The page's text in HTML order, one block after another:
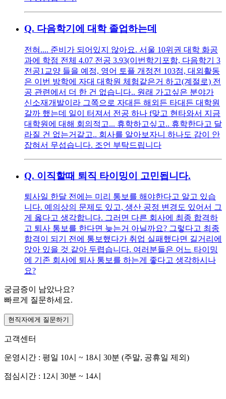
Q. 다음학기에 대학 졸업하는데
전혀.... 준비가 되어있지 않아요. 서울 10위권 대학 화공
과에 학점 전체 4.07 전공 3.93(이번학기포함, 다음학기 3
전공1교양 들을 예정, 영어 토플 개정전 103점, 대외활동
은 이번 방학에 자대 대학원 체험같은거 하고(계절로) 전
공 관련에서 더 한 건 없습니다.. 원래 가고싶은 분야가
신소재개발이라 그쪽으로 자대든 해외든 타대든 대학원
갈까 했는데 일이 터져서 전공 하나 f맞고 현타와서 지금
대학원에 대해 회의적고... 휴학하고싶고.. 휴학한다고 달
라질 건 없는거같고.. 회사를 알아보자니 하나도 감이 안
잡혀서 무섭습니다. 조언 부탁드립니다
Q. 이직할때 퇴직 타이밍이 고민됩니다.
퇴사일 한달 전에는 미리 통보를 해야한다고 알고 있습
니다. 예의상의 문제도 있고, 생산 공정 변경도 있어서 그
게 옳다고 생각합니다. 그러면 다른 회사에 최종 합격하
고 퇴사 통보를 한다면 늦는거 아닐까요? 그렇다고 최종
합격이 되기 전에 통보했다가 취업 실패했다면 길거리에
앉아 있을 것 같아 두렵습니다. 여러분들은 어느 타이밍
에 기존 회사에 퇴사 통보를 하는게 좋다고 생각하시나
요?
궁금증이 남았나요?
빠르게 질문하세요.
현직자에게 질문하기
고객센터
운영시간 : 평일 10시 ~ 18시 30분 (주말, 공휴일 제외)
점심시간 : 12시 30분 ~ 14시